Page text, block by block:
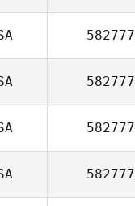
582777
582777
582777
582777